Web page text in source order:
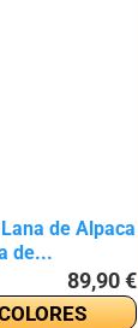
de Alpaca
de...
89,90 €